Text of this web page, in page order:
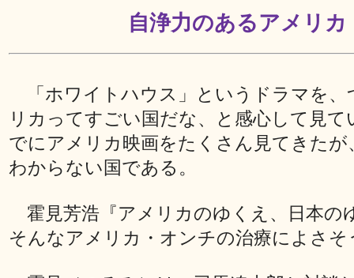
自浄力のあるアメリカ
「ホワイトハウス」というドラマを、
リカってすごい国だな、と感心して見て
でにアメリカ映画をたくさん見てきた
わからない国である。
霍見芳浩『アメリカのゆくえ、日本の
そんなアメリカ・オンチの治療によさそ